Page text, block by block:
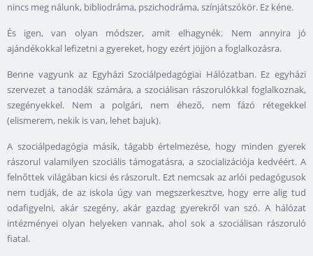
nincs meg nálunk, bibliodráma, pszichodráma, színjátszókör. Ez kéne.
És igen, van olyan módszer, amit elhagynék. Nem annyira jó
ajándékokkal lefizetni a gyereket, hogy ezért jöjjön a foglalkozásra.
Benne vagyunk az Egyházi Szociálpedagógiai Hálózatban. Ez egyházi
szervezet a tanodák számára, a szociálisan rászorulókkal foglalkoznak,
szegényekkel. Nem a polgári, nem éhező, nem fázó rétegekkel
(elismerem, nekik is van, lehet bajuk).
A szociálpedagógia másik, tágabb értelmezése, hogy minden gyerek
rászorul valamilyen szociális támogatásra, a szocializációja kedvéért. A
felnőttek világában kicsi és rászorult. Ezt nemcsak az arlói pedagógusok
nem tudják, de az iskola úgy van megszerkesztve, hogy erre alig tud
odafigyelni, akár szegény, akár gazdag gyerekről van szó. A hálózat
intézményei olyan helyeken vannak, ahol sok a szociálisan rászoruló
fiatal.